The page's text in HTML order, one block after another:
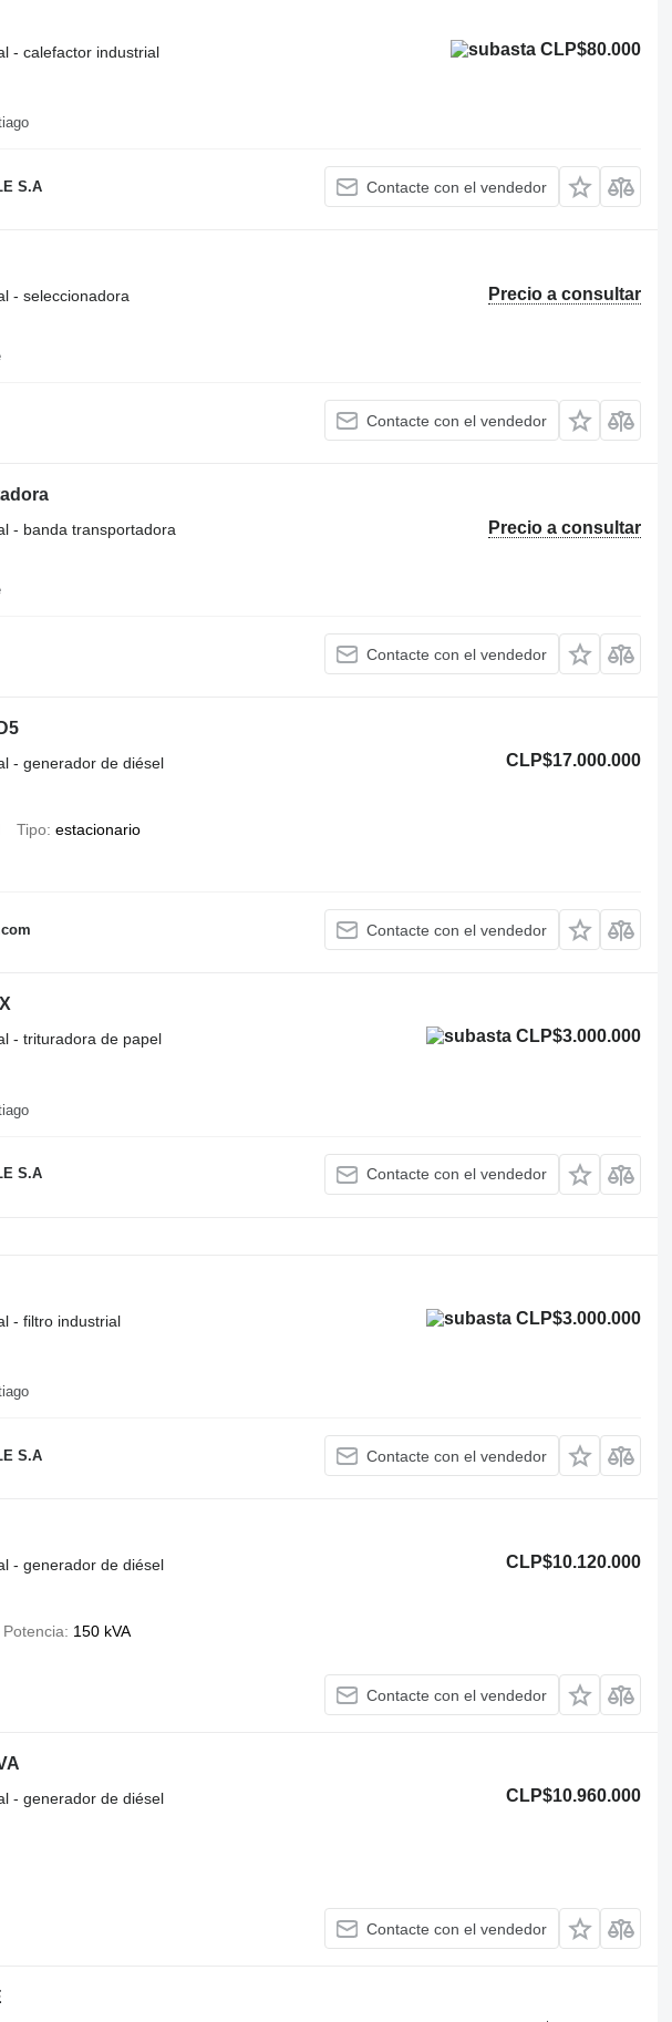
CLP$80.000
- calefactor industrial
S.A Contacte con el vendedor
Precio a consultar
- seleccionadora
Contacte con el vendedor
Precio a consultar
- banda transportadora
Contacte con el vendedor
CLP$17.000.000
- generador de diésel
Tipo estacionario
Contacte con el vendedor
CLP$3.000.000
- trituradora de papel
S.A Contacte con el vendedor
CLP$3.000.000
- filtro industrial
S.A Contacte con el vendedor
CLP$10.120.000
- generador de diésel
Potencia 150 kVA
Contacte con el vendedor
CLP$10.960.000
- generador de diésel
Contacte con el vendedor